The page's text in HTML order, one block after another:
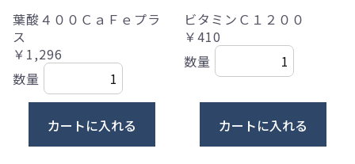
葉酸４００ＣａＦｅプラ
ス
￥1,296
数量
カートに入れる
ビタミンＣ１２００
￥410
数量
カートに入れる